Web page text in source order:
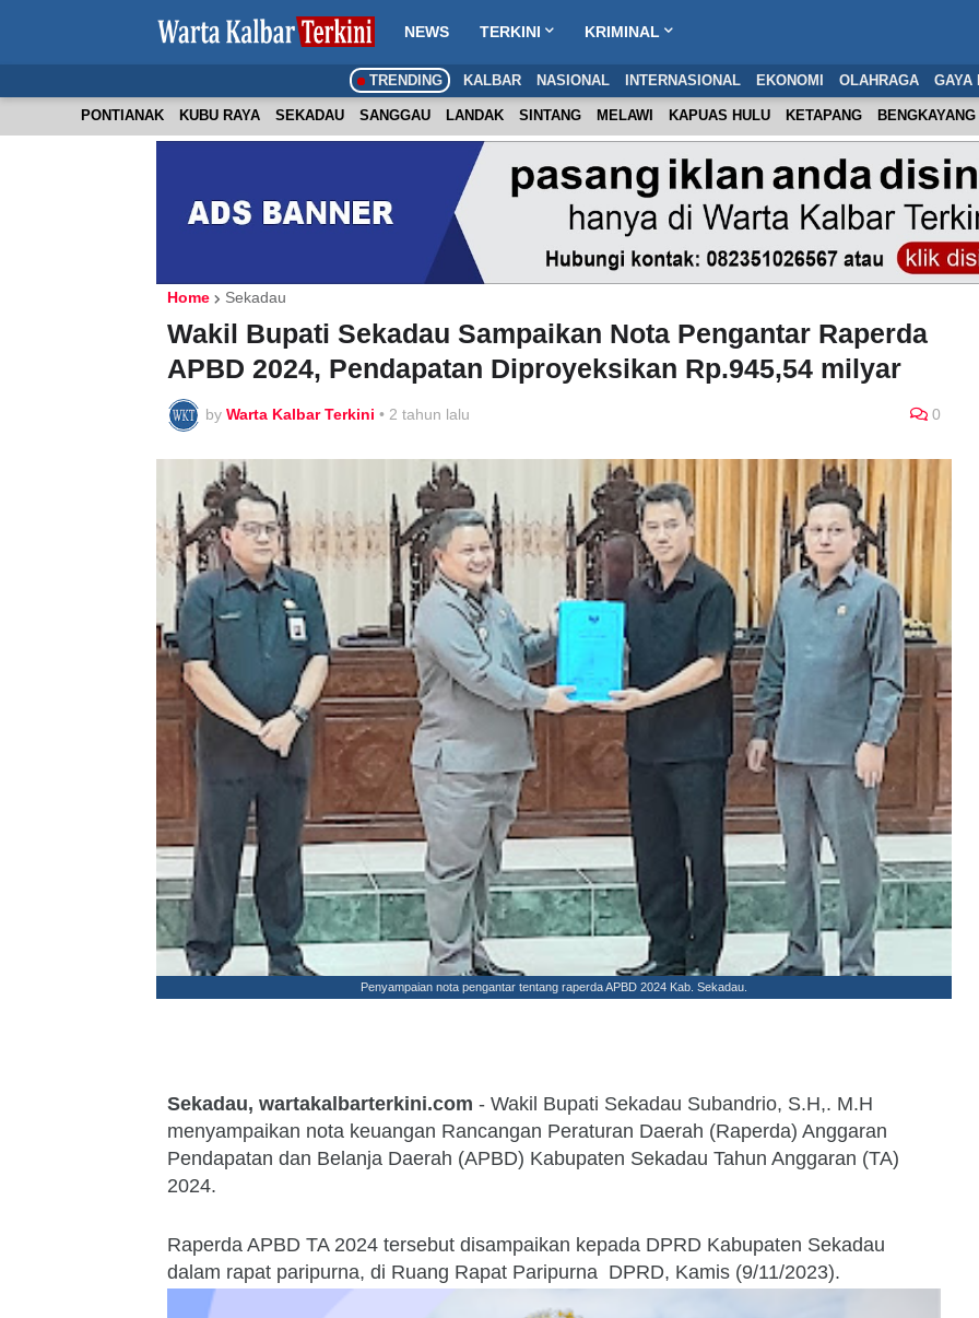
NEWS TERKINI KRIMINAL
TRENDING KALBAR NASIONAL INTERNASIONAL EKONOMI OLAHRAGA GAYA
PONTIANAK KUBU RAYA SEKADAU SANGGAU LANDAK SINTANG MELAWI KAPUAS HULU KETAPANG BENGKAYANG
Home Sekadau
Wakil Bupati Sekadau Sampaikan Nota Pengantar Raperda
APBD 2024, Pendapatan Diproyeksikan Rp.945,54 milyar
by Warta Kalbar Terkini • 2 tahun lalu 0
Penyampaian nota pengantar tentang raperda APBD 2024 Kab. Sekadau.
Sekadau, wartakalbarterkini.com - Wakil Bupati Sekadau Subandrio, S.H,. M.H
menyampaikan nota keuangan Rancangan Peraturan Daerah (Raperda) Anggaran
Pendapatan dan Belanja Daerah (APBD) Kabupaten Sekadau Tahun Anggaran (TA)
2024.
Raperda APBD TA 2024 tersebut disampaikan kepada DPRD Kabupaten Sekadau
dalam rapat paripurna, di Ruang Rapat Paripurna DPRD, Kamis (9/11/2023).